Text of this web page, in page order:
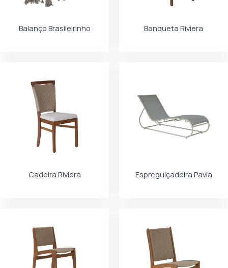
Balanço Brasileirinho Banqueta Riviera
Cadeira Riviera Espreguiçadeira Pavia